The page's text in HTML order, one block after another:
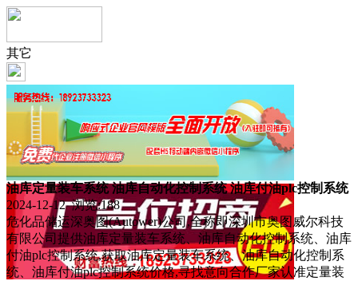
其它
油库定量装车系统 油库自动化控制系统 油库付油plc控制系统
2024-12-12 浏览:188
危化品储运深奥图(Autower)公司,全称即深圳市奥图威尔科技
有限公司提供油库定量装车系统、油库自动化控制系统、油库
付油plc控制系统,获取油库定量装车系统、油库自动化控制系
统、油库付油plc控制系统价格,寻找意向合作厂家认准定量装